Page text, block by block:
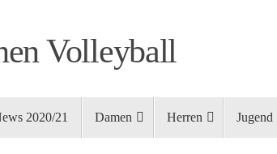
Volleyball
2020/21 Damen Herren Jugend